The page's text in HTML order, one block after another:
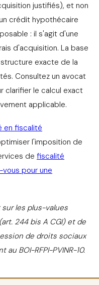
justifiés), et non
crédit hypothécaire
: il s'agit d'une
d'acquisition. La base
exacte de la
Consultez un avocat
clarifier le calcul exact
applicable.
en fiscalité
l'imposition de
de fiscalité
pour une
les plus-values
244 bis A CGI) et de
de droits sociaux
BOI-RFPI-PVINR-10.